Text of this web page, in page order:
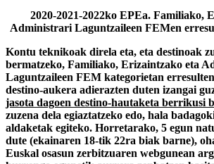
2020-2021-2022ko EPEa. Familiako,
Administrari Laguntzaileen FEMen
Kontu teknikoak direla eta, eta destinoak
bermatzeko, Familiako, Erizaintzako eta
Laguntzaileen FEM kategorietan
destino-aukera adierazten duten izangai
jasota dagoen destino-hautaketa berrikusi
zuzena dela egiaztatzeko edo, hala
aldaketak egiteko. Horretarako, 5 egun
dute (ekainaren 18-tik 22ra biak barne),
Euskal osasun zerbitzuaren webgunean